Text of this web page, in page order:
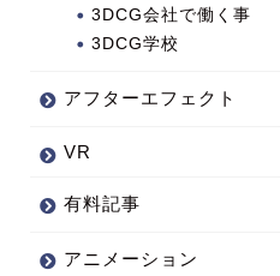
3DCG会社で働く事
3DCG学校
アフターエフェクト
VR
有料記事
アニメーション